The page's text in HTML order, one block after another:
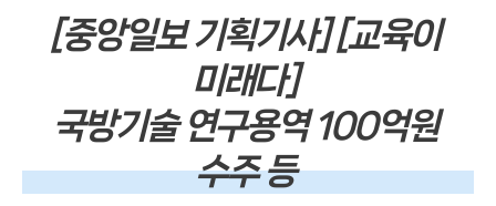
[중앙일보 기획기사] [교육이
미래다]
국방기술 연구용역 100억원
수주 등